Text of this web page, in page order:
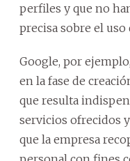
perfiles y que no
precisa sobre el uso
Google, por
en la fase de
que resulta
servicios ofrecidos
que la empresa